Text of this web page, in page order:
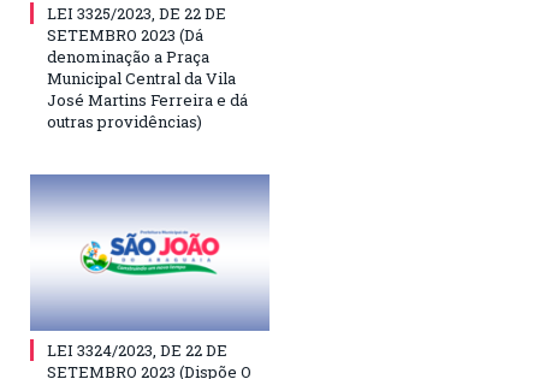
LEI 3325/2023, DE 22 DE
SETEMBRO 2023 (Dá
denominação a Praça
Municipal Central da Vila
José Martins Ferreira e dá
outras providências)
LEI 3324/2023, DE 22 DE
SETEMBRO 2023 (Dispõe O